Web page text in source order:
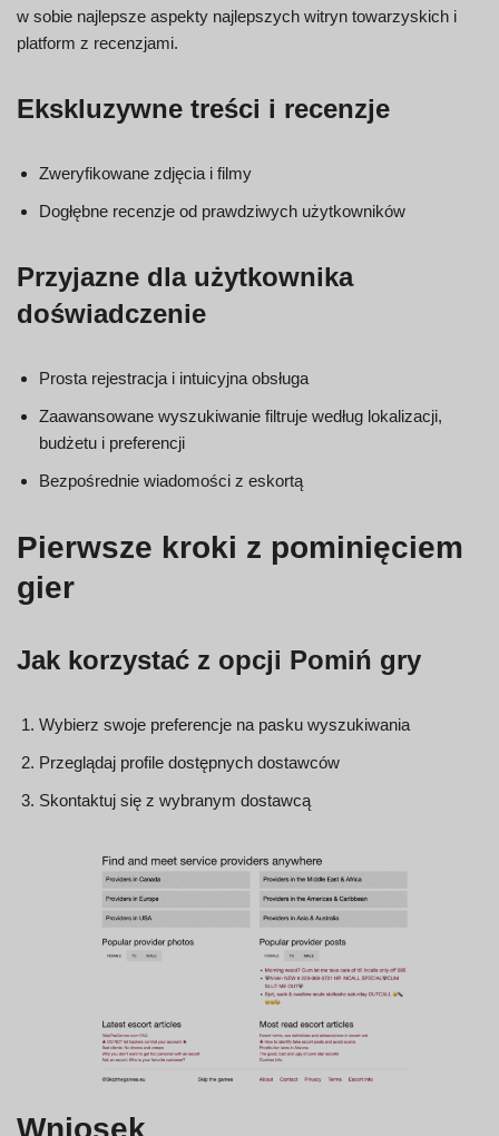
w sobie najlepsze aspekty najlepszych witryn towarzyskich i
platform z recenzjami.
Ekskluzywne treści i recenzje
Zweryfikowane zdjęcia i filmy
Dogłębne recenzje od prawdziwych użytkowników
Przyjazne dla użytkownika
doświadczenie
Prosta rejestracja i intuicyjna obsługa
Zaawansowane wyszukiwanie filtruje według lokalizacji,
budżetu i preferencji
Bezpośrednie wiadomości z eskortą
Pierwsze kroki z pominięciem
gier
Jak korzystać z opcji Pomiń gry
Wybierz swoje preferencje na pasku wyszukiwania
Przeglądaj profile dostępnych dostawców
Skontaktuj się z wybranym dostawcą
Wniosek